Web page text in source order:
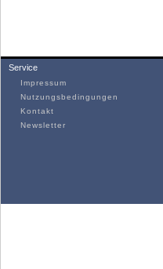
Service
Impressum
Nutzungsbedingungen
Kontakt
Newsletter